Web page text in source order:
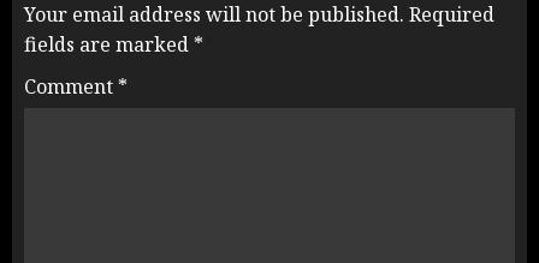
Your email address will not be published. Required
fields are marked *
Comment *